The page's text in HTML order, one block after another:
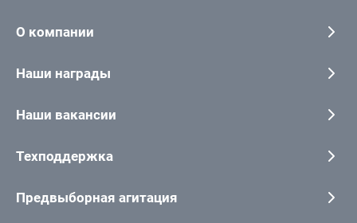
О компании
Наши награды
Наши вакансии
Техподдержка
Предвыборная агитация